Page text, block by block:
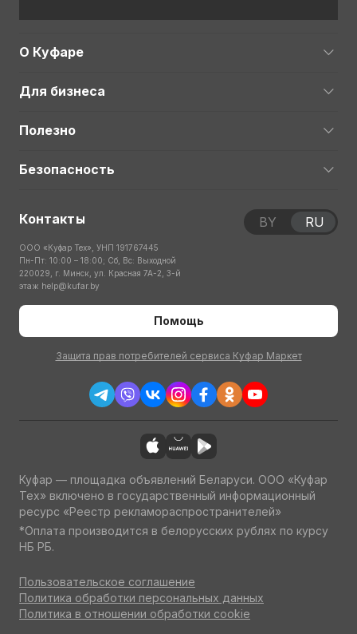
О Куфаре
Для бизнеса
Полезно
Безопасность
Контакты
ООО «Куфар Тех», УНП 191767445
Пн-Пт: 10:00 – 18:00; Сб, Вс: Выходной
220029, г. Минск, ул. Красная 7А-2, 3-й
этаж help@kufar.by
Помощь
Защита прав потребителей сервиса Куфар Маркет
BY RU
Куфар — площадка объявлений Беларуси. ООО «Куфар
Тех» включено в государственный информационный
ресурс «Реестр рекламораспространителей»
*Оплата производится в белорусских рублях по курсу
НБ РБ.
Пользовательское соглашение
Политика обработки персональных данных
Политика в отношении обработки cookie